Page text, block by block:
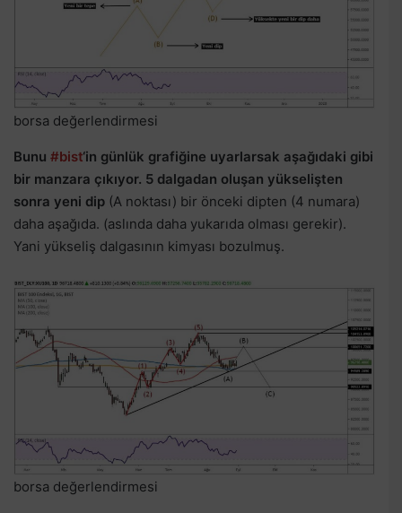
borsa değerlendirmesi
Bunu #bist‘in günlük grafiğine uyarlarsak aşağıdaki gibi
bir manzara çıkıyor. 5 dalgadan oluşan yükselişten
sonra yeni dip (A noktası) bir önceki dipten (4 numara)
daha aşağıda. (aslında daha yukarıda olması gerekir).
Yani yükseliş dalgasının kimyası bozulmuş.
borsa değerlendirmesi